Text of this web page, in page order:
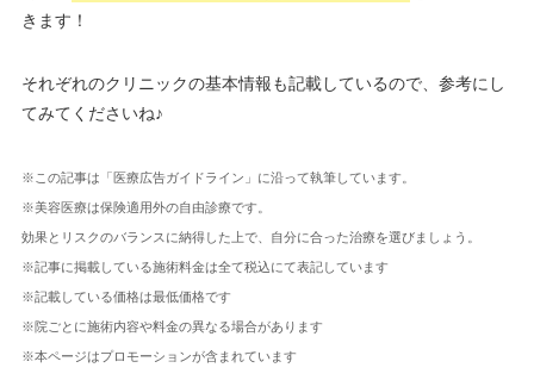
きます！
それぞれのクリニックの基本情報も記載しているので、参考にし
てみてくださいね♪
※この記事は「医療広告ガイドライン」に沿って執筆しています。
※美容医療は保険適用外の自由診療です。
効果とリスクのバランスに納得した上で、自分に合った治療を選びましょう。
※記事に掲載している施術料金は全て税込にて表記しています
※記載している価格は最低価格です
※院ごとに施術内容や料金の異なる場合があります
※本ページはプロモーションが含まれています